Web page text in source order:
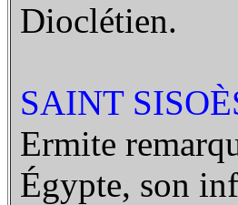
Dioclétien.
SAINT
Ermite
Égypte, son